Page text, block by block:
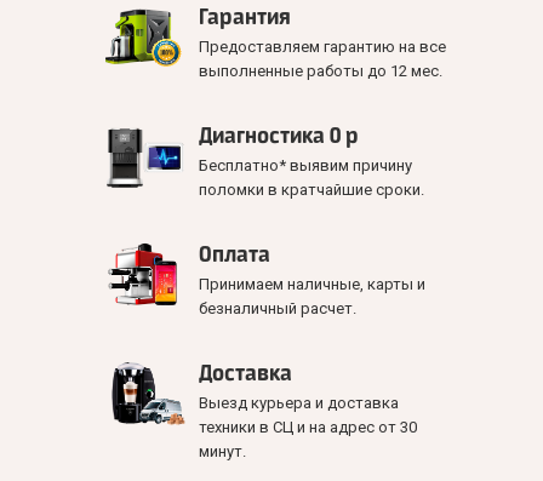
Гарантия
Предоставляем гарантию на все
выполненные работы до 12 мес.
Диагностика 0 р
Бесплатно* выявим причину
поломки в кратчайшие сроки.
Оплата
Принимаем наличные, карты и
безналичный расчет.
Доставка
Выезд курьера и доставка
техники в СЦ и на адрес от 30
минут.